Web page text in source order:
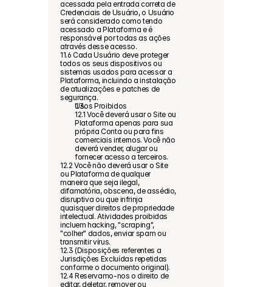
acessada pela entrada correta de
Credenciais de Usuário, o Usuário
será considerado como tendo
acessado a Plataforma e é
responsável por todas as ações
através desse acesso.
11.6 Cada Usuário deve proteger
todos os seus dispositivos ou
sistemas usados para acessar a
Plataforma, incluindo a instalação
de atualizações e patches de
segurança.
Usos Proibidos
12.1 Você deverá usar o Site ou
Plataforma apenas para sua
própria Conta ou para fins
comerciais internos. Você não
deverá vender, alugar ou
fornecer acesso a terceiros.
12.2 Você não deverá usar o Site
ou Plataforma de qualquer
maneira que seja ilegal,
difamatória, obscena, de assédio,
disruptiva ou que infrinja
quaisquer direitos de propriedade
intelectual. Atividades proibidas
incluem hacking, "scraping",
"colher" dados, enviar spam ou
transmitir vírus.
12.3 (Disposições referentes a
Jurisdições Excluídas repetidas
conforme o documento original).
12.4 Reservamo-nos o direito de
editar, deletar, remover ou